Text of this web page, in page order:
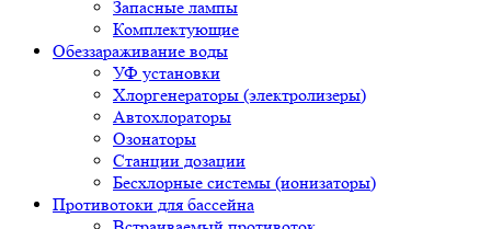
Запасные лампы
Комплектующие
Обеззараживание воды
УФ установки
Хлоргенераторы (электролизеры)
Автохлораторы
Озонаторы
Станции дозации
Бесхлорные системы (ионизаторы)
Противотоки для бассейна